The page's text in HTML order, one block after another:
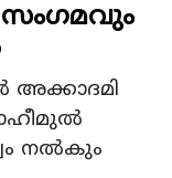
അക്കാദമി
നല്‍കും